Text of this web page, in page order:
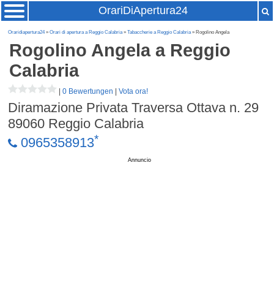
OrariDiApertura24
Oraridiapertura24»Orari di apertura a Reggio Calabria»Tabaccherie a Reggio Calabria» Rogolino Angela
Rogolino Angelaa Reggio
Calabria
|0 Bewertungen |Vota ora!
Diramazione Privata Traversa Ottava n. 29
89060 Reggio Calabria
0965358913*
Annuncio